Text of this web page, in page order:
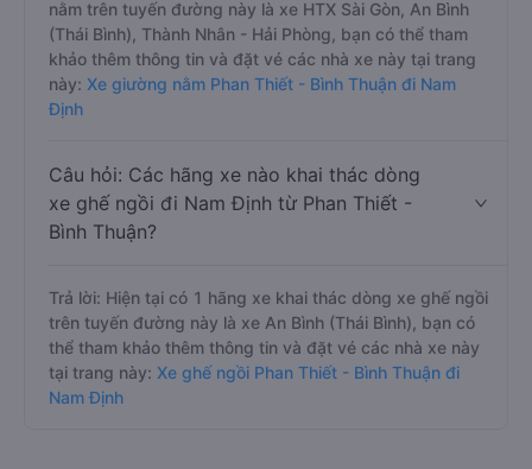
nằm trên tuyến đường này là xe HTX Sài Gòn, An Bình
(Thái Bình), Thành Nhân - Hải Phòng, bạn có thể tham
khảo thêm thông tin và đặt vé các nhà xe này tại trang
này: Xe giường nằm Phan Thiết - Bình Thuận đi Nam
Định
Câu hỏi: Các hãng xe nào khai thác dòng
xe ghế ngồi đi Nam Định từ Phan Thiết -
Bình Thuận?
Trả lời: Hiện tại có 1 hãng xe khai thác dòng xe ghế ngồi
trên tuyến đường này là xe An Bình (Thái Bình), bạn có
thể tham khảo thêm thông tin và đặt vé các nhà xe này
tại trang này: Xe ghế ngồi Phan Thiết - Bình Thuận đi
Nam Định